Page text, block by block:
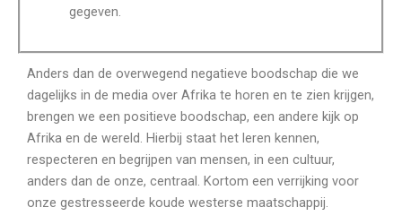
gegeven.
Anders dan de overwegend negatieve boodschap die we
dagelijks in de media over Afrika te horen en te zien krijgen,
brengen we een positieve boodschap, een andere kijk op
Afrika en de wereld. Hierbij staat het leren kennen,
respecteren en begrijpen van mensen, in een cultuur,
anders dan de onze, centraal. Kortom een verrijking voor
onze gestresseerde koude westerse maatschappij.